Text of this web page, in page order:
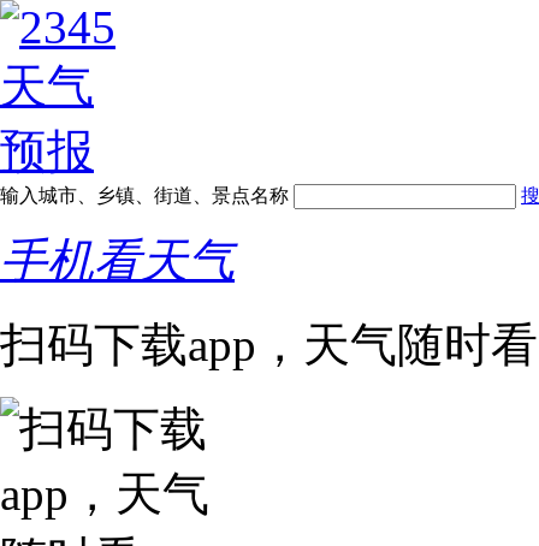
输入城市、乡镇、街道、景点名称
手机看天气
扫码下载app，天气随时看